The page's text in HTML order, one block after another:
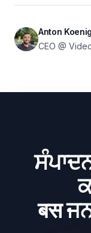
Anton Koenig
CEO @
बस